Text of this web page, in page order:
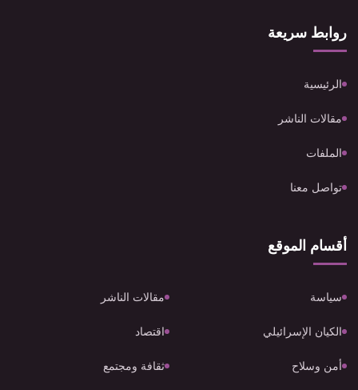
روابط سريعة
الرئيسية
مقالات الناشر
الملفات
تواصل معنا
أقسام الموقع
سياسة مقالات الناشر
الكيان الإسرائيلي اقتصاد
أمن وسلاح ثقافة ومجتمع